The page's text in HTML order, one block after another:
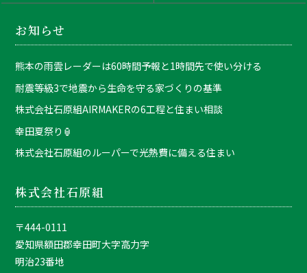
お知らせ
熊本の雨雲レーダーは60時間予報と1時間先で使い分ける
耐震等級3で地震から生命を守る家づくりの基準
株式会社石原組AIRMAKERの6工程と住まい相談
幸田夏祭り🏮
株式会社石原組のルーパーで光熱費に備える住まい
株式会社石原組
〒444-0111
愛知県額田郡幸田町大字高力字
明治23番地